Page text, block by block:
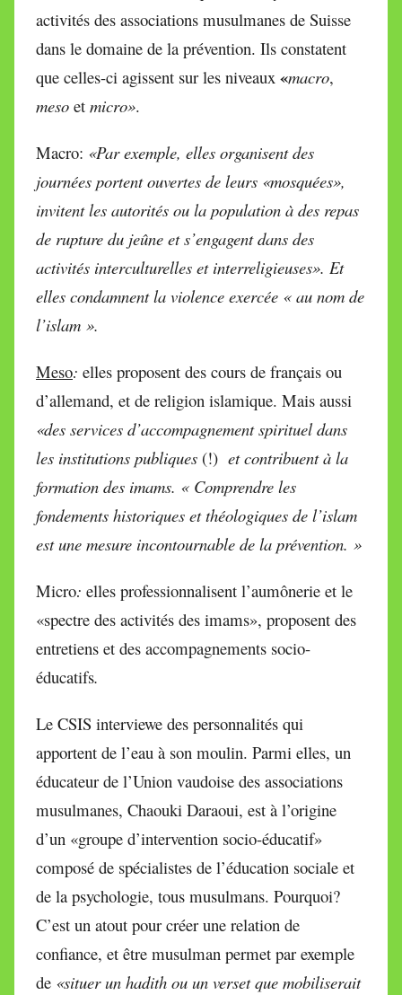
activités des associations musulmanes de Suisse
dans le domaine de la prévention. Ils constatent
que celles-ci agissent sur les niveaux «macro,
meso et micro».
Macro: «Par exemple, elles organisent des
journées portent ouvertes de leurs «mosquées»,
invitent les autorités ou la population à des repas
de rupture du jeûne et s’engagent dans des
activités interculturelles et interreligieuses». Et
elles condamnent la violence exercée « au nom de
l’islam ».
Meso: elles proposent des cours de français ou
d’allemand, et de religion islamique. Mais aussi
«des services d’accompagnement spirituel dans
les institutions publiques (!) et contribuent à la
formation des imams. « Comprendre les
fondements historiques et théologiques de l’islam
est une mesure incontournable de la prévention. »
Micro: elles professionnalisent l’aumônerie et le
«spectre des activités des imams», proposent des
entretiens et des accompagnements socio-
éducatifs.
Le CSIS interviewe des personnalités qui
apportent de l’eau à son moulin. Parmi elles, un
éducateur de l’Union vaudoise des associations
musulmanes, Chaouki Daraoui, est à l’origine
d’un «groupe d’intervention socio-éducatif»
composé de spécialistes de l’éducation sociale et
de la psychologie, tous musulmans. Pourquoi?
C’est un atout pour créer une relation de
confiance, et être musulman permet par exemple
de «situer un hadith ou un verset que mobiliserait